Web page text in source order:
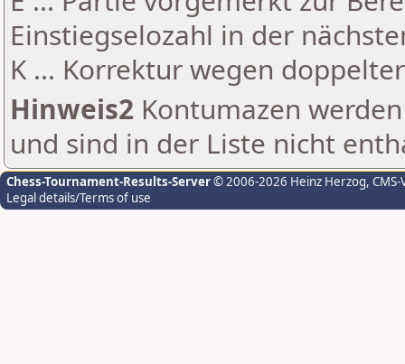
Einstiegselozahl in der
K ... Korrektur wegen
Hinweis2 Kontumazen
und sind in der Liste nicht
Chess-Tournament-Results-Server© 2006-2026 Heinz Herzog,
Legal details/Terms of use